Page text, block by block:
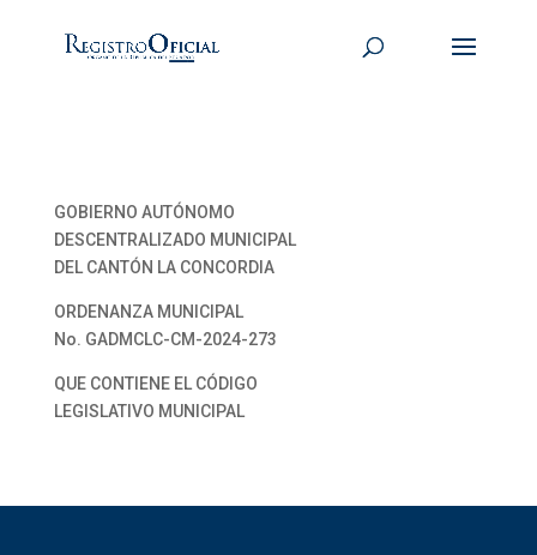
GOBIERNO AUTÓNOMO
DESCENTRALIZADO MUNICIPAL
DEL CANTÓN LA CONCORDIA
ORDENANZA MUNICIPAL
No. GADMCLC-CM-2024-273
QUE CONTIENE EL CÓDIGO
LEGISLATIVO MUNICIPAL